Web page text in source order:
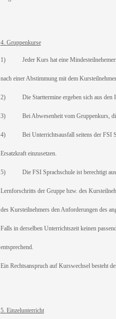
4. Gruppenkurse
1) Jeder Kurs hat eine
nach einer Abstimmung mit dem
2) Die Starttermine ergeben sich aus den
3) Bei Abwesenheit vom Gruppenkurs, die
4) Bei Unterrichtsausfall seitens der FSI
Ersatzkraft einzusetzen.
5) Die FSI Sprachschule ist berechtigt aus
Lernforschritts der Gruppe bzw. des
des Kursteilnehmers den Anforderungen des
Falls in derselben Unterrichtszeit keinen
entsprechend.
Ein Rechtsanspruch auf Kurswechsel besteht
5. Einzelunterricht